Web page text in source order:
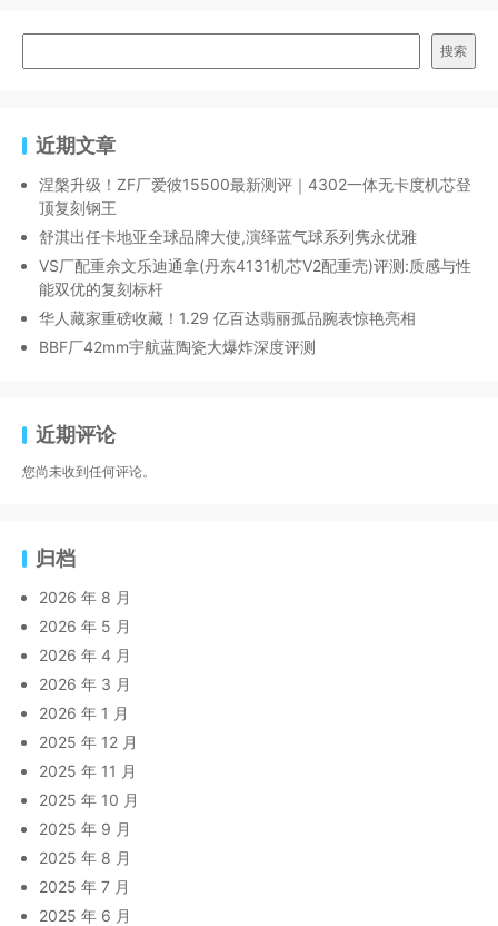
搜索
近期文章
涅槃升级！ZF厂爱彼15500最新测评｜4302一体无卡度机芯登
顶复刻钢王
舒淇出任卡地亚全球品牌大使,演绎蓝气球系列隽永优雅
VS厂配重余文乐迪通拿(丹东4131机芯V2配重壳)评测:质感与性
能双优的复刻标杆
华人藏家重磅收藏！1.29 亿百达翡丽孤品腕表惊艳亮相
BBF厂42mm宇航蓝陶瓷大爆炸深度评测
近期评论
您尚未收到任何评论。
归档
2026 年 8 月
2026 年 5 月
2026 年 4 月
2026 年 3 月
2026 年 1 月
2025 年 12 月
2025 年 11 月
2025 年 10 月
2025 年 9 月
2025 年 8 月
2025 年 7 月
2025 年 6 月